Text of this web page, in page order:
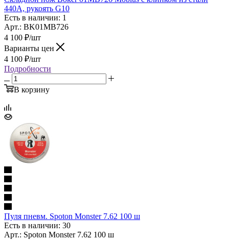
440A, рукоять G10
Есть в наличии: 1
Арт.: BK01MB726
4 100 ₽/шт
Варианты цен
4 100 ₽/шт
Подробности
В корзину
Пуля пневм. Spoton Monster 7.62 100 ш
Есть в наличии: 30
Арт.: Spoton Monster 7.62 100 ш